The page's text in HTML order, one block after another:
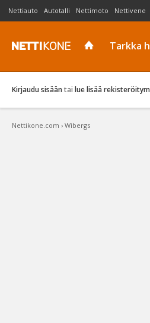
Nettiauto Autotalli Nettimoto Nettivene
Tarkka
Kirjaudu sisään tai lue lisää
Nettikone.com › Wibergs